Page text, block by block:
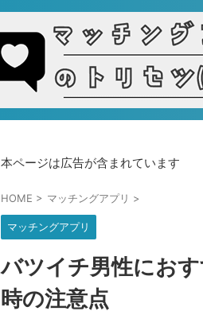
本ページは広告が含まれています
HOME > マッチングアプリ >
マッチングアプリ
バツイチ男性にお
時の注意点